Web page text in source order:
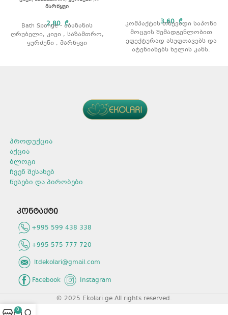
მარწყვი
2,80₾
Bath Sponge - აბაზანის
ღრუბელი, კივი , საზამთრო,
ყურძენი , მარწყვი
3,60₾
კომპაქტის თხევადი საპონი
მოცვის შემადგენლობით
ეფექტურად ასუფთავებს და
ატენიანებს ხელის კანს.
პროდუქცია
აქცია
ბლოგი
ჩვენ შესახებ
წესები და პირობები
კონტაქტი
+995 599 438 338
+995 575 777 720
ltdekolari@gmail.com
Facebook
Instagram
© 2025 Ekolari.ge All rights reserved.
0